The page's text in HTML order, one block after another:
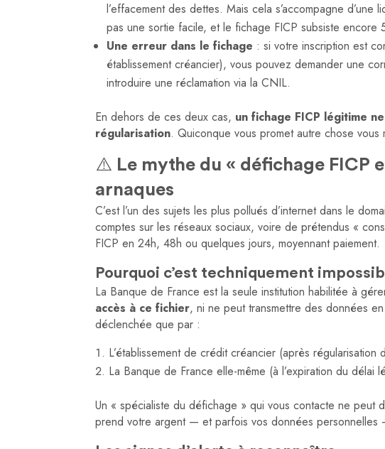
l’effacement des dettes. Mais cela s’accompagne d’une
pas une sortie facile, et le fichage FICP subsiste encore
Une erreur dans le fichage : si votre inscription est
établissement créancier), vous pouvez demander une
introduire une réclamation via la CNIL.
En dehors de ces deux cas, un fichage FICP légitime
régularisation. Quiconque vous promet autre chose vous
⚠️ Le mythe du « défichage FICP
arnaques
C’est l’un des sujets les plus pollués d’internet dans le
comptes sur les réseaux sociaux, voire de prétendus «
FICP en 24h, 48h ou quelques jours, moyennant paiement.
Pourquoi c’est techniquement
La Banque de France est la seule institution habilitée à
accès à ce fichier, ni ne peut transmettre des données
déclenchée que par :
L’établissement de crédit créancier (après régularisation
La Banque de France elle-même (à l’expiration du délai
Un « spécialiste du défichage » qui vous contacte ne peut
prend votre argent — et parfois vos données